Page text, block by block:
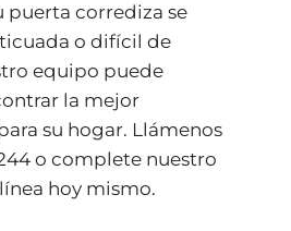
puerta corrediza se
o difícil de
equipo puede
la mejor
su hogar. Llámenos
o complete nuestro
hoy mismo.